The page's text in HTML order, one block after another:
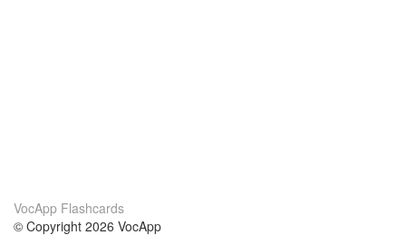
VocApp Flashcards
© Copyright 2026 VocApp